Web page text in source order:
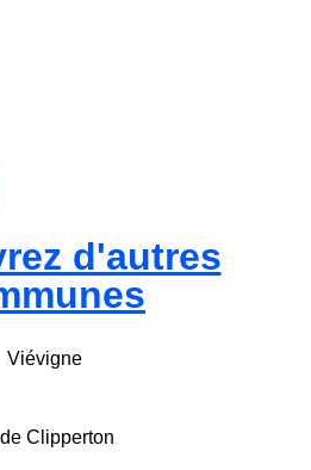
d'autres
Viévigne
de Clipperton